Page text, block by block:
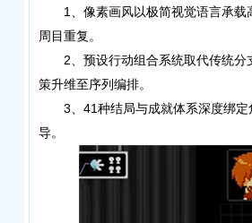
1、像素画风以极简视觉语言承载
周目重复。
2、预设行动组合系统取代传统分
策升维至序列编排。
3、41种结局与成就体系深度绑定
导。